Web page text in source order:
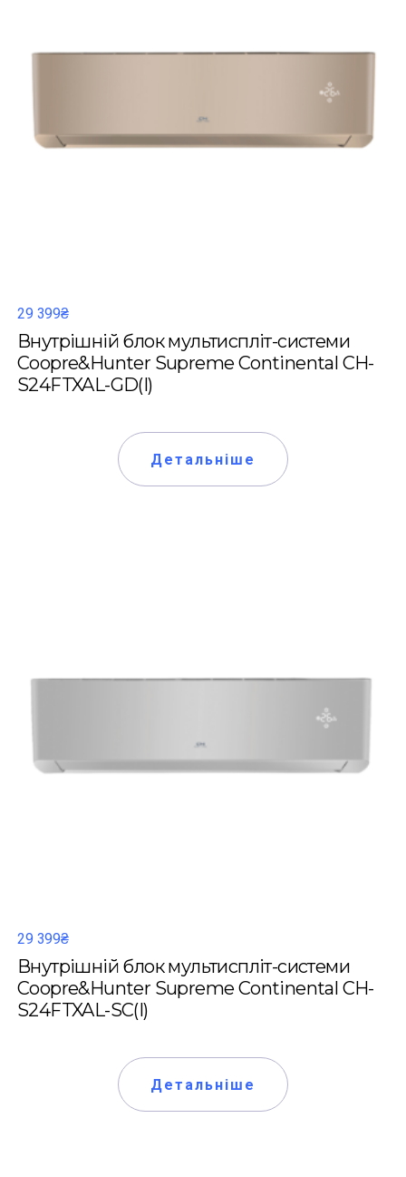
29 399₴
Внутрішній блок мультиспліт-системи
Coopre&Hunter Supreme Continental CH-
S24FTXAL-GD(I)
Детальніше
29 399₴
Внутрішній блок мультиспліт-системи
Coopre&Hunter Supreme Continental CH-
S24FTXAL-SC(I)
Детальніше